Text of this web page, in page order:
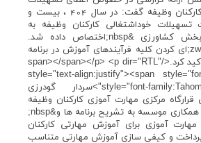
وام خود اشتغالی به کارکنان وظیفه گفت: در سال 404 ، بیست و
تسهیلات خوداشتغالی کارکنان وظیفه به
مهارت&zwnj;آموزان بخش کشاورزی &nbsp;اختصاص داده شد.
همچنین بر سامانه&zwnj;ای کردن کلیه فرآیندهای آموزش در برنامه
مهارت&zwnj;آموزی تاکید کرد.</span></span></p> <p dir="RTL"
style="text-align:justify"><span
style="font-family:Tahoma,Geneva,sans-serif">سردار گودرزی
مرکزی مهارت آموزی کارکنان وظیفه
ضمن تقدیر و تشکر از همکاری موسسه به تشریح برنامه ها و&nbsp;
آموزی برای آموزش مهارتی کارکنان
در سال 1405 پرداخت و کیفی سازی آموزش مهارتی متناسب